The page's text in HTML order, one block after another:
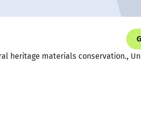
heritage materials conservation.,